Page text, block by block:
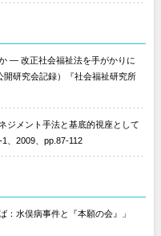
— 改正社会福祉法を手がかりに
開研究会記録）『社会福祉研究所
ジメント手法と基底的視座として
、2009、pp.87-112
：水俣病事件と『本願の会』」